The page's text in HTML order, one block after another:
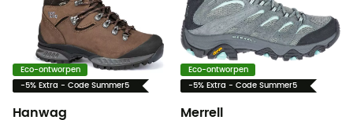
Eco-ontworpen
-5% Extra - Code Summer5
Hanwag
Eco-ontworpen
-5% Extra - Code Summer5
Merrell